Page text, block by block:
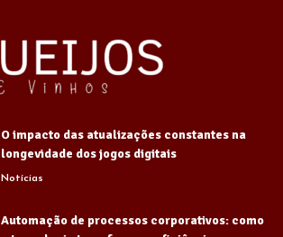
O impacto das atualizações constantes na
longevidade dos jogos digitais
Notícias
Automação de processos corporativos: como